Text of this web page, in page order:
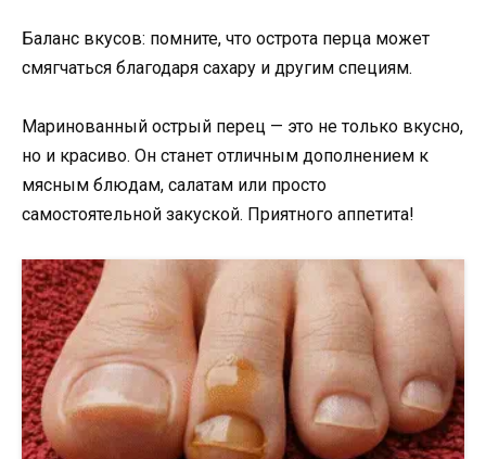
Баланс вкусов: помните, что острота перца может
смягчаться благодаря сахару и другим специям.
Маринованный острый перец — это не только вкусно,
но и красиво. Он станет отличным дополнением к
мясным блюдам, салатам или просто
самостоятельной закуской. Приятного аппетита!